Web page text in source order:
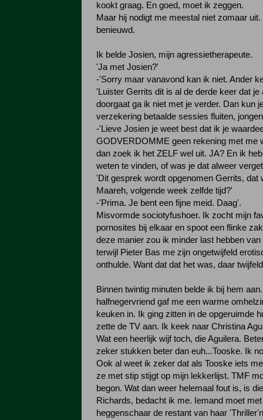
kookt graag. En goed, moet ik zeggen.
Maar hij nodigt me meestal niet zomaar
benieuwd.
Ik belde Josien, mijn agressietherapeute.
'Ja met Josien?'
-'Sorry maar vanavond kan ik niet. Ander
'Luister Gerrits dit is al de derde keer dat je
doorgaat ga ik niet met je verder. Dan kun
verzekering betaalde sessies fluiten,
-'Lieve Josien je weet best dat ik je
GODVERDOMME geen rekening met me
dan zoek ik het ZELF wel uit. JA? En ik
weten te vinden, of was je dat alweer
'Dit gesprek wordt opgenomen Gerrits, dat
Maareh, volgende week zelfde tijd?'
-'Prima. Je bent een fijne meid. Daag'.
Misvormde sociotyfushoer. Ik zocht mijn
pornosites bij elkaar en spoot een flinke
deze manier zou ik minder last hebben van
terwijl Pieter Bas me zijn ongetwijfeld
onthulde. Want dat dat het was, daar
Binnen twintig minuten belde ik bij hem
halfnegervriend gaf me een warme
keuken in. Ik ging zitten in de opgeruimde
zette de TV aan. Ik keek naar Christina
Wat een heerlijk wijf toch, die Aguilera.
zeker stukken beter dan euh...Tooske. Ik
Ook al weet ik zeker dat als Tooske iets
ze met stip stijgt op mijn lekkerlijst. TMF
begon. Wat dan weer helemaal fout is, is
Richards, bedacht ik me. Iemand moet
heggenschaar de restant van haar